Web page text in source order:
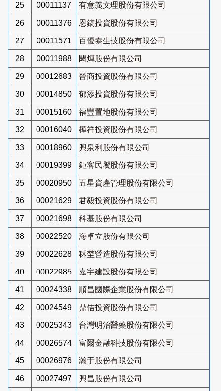
25 00011137 有意義文理股份有限公司
26 00011376 恩鎬投資股份有限公司
27 00011571 百優泰生技股份有限公司
28 00011988 閎燁股份有限公司
29 00012683 晉商投資股份有限公司
30 00014850 郁添投資股份有限公司
31 00015160 福豐置地股份有限公司
32 00016040 樺祥投資股份有限公司
33 00018960 興泉利股份有限公司
34 00019399 鉅客民饕股份有限公司
35 00020950 五星資產管理股份有限公司
36 00021629 君毅投資股份有限公司
37 00021698 科基股份有限公司
38 00022520 海卓立股份有限公司
39 00022628 秝埜營造股份有限公司
40 00022985 嘉宇建設股份有限公司
41 00024338 順昌國際企業股份有限公司
42 00024549 鼎佶投資股份有限公司
43 00025343 台灣明治醫藥股份有限公司
44 00026574 富爾金融科技股份有限公司
45 00026976 瀚于股份有限公司
46 00027497 興昌股份有限公司